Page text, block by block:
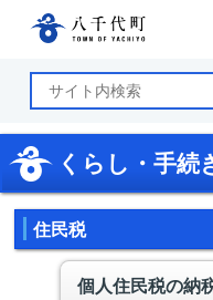
くらし・手続
住民税
個人住民税の納